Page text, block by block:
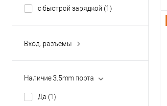
с быстрой зарядкой (1)
Вход. разъемы
Наличие 3.5mm порта
Да (1)